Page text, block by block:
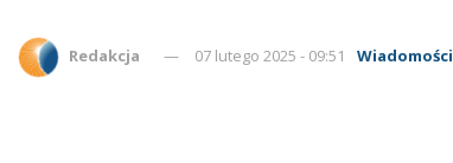
Redakcja 07 lutego 2025 - 09:51 Wiadomości